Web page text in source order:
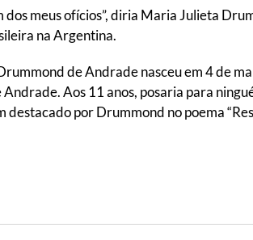
dos meus ofícios”, diria Maria Julieta
na Argentina.
de Andrade nasceu em 4 de
Aos 11 anos, posaria para
destacado por Drummond no poema